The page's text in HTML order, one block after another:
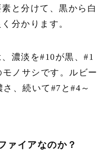
と分けて、黒から白
分かります。
濃淡を#10が黒、#1
ノサシです。ルビー
、続いて#7と#4～
ァイアなのか？